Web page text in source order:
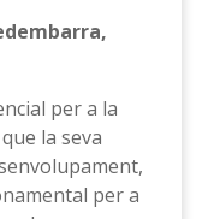
per a la
la seva
per a